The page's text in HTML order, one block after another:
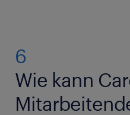
6
Wie kann